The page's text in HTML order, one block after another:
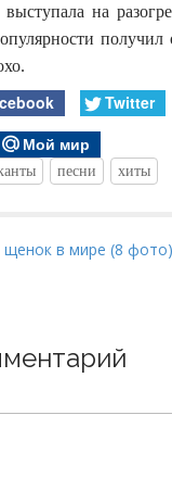
на
Twitter
Мой мир
песни хиты
в мире (8 фото)